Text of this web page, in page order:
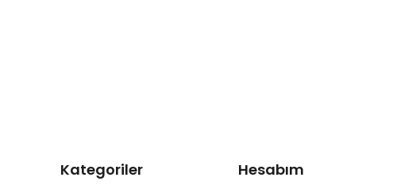
Kategoriler Hesabım